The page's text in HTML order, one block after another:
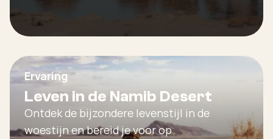
Ervaring
Leven in de Namib Desert
Ontdek de bijzondere levenstijl in de
woestijn en bereid je voor op